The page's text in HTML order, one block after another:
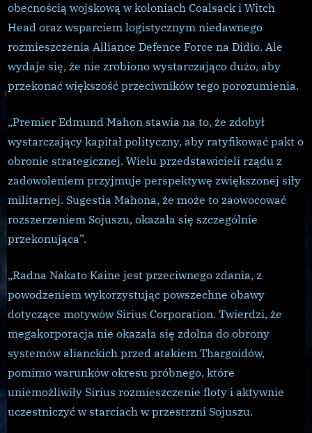
obecnością wojskową w koloniach Coalsack i Witch
Head oraz wsparciem logistycznym niedawnego
rozmieszczenia Alliance Defence Force na Didio. Ale
wydaje się, że nie zrobiono wystarczająco dużo, aby
przekonać większość przeciwników tego porozumienia.
„Premier Edmund Mahon stawia na to, że zdobył
wystarczający kapitał polityczny, aby ratyfikować pakt o
obronie strategicznej. Wielu przedstawicieli rządu z
zadowoleniem przyjmuje perspektywę zwiększonej siły
militarnej. Sugestia Mahona, że może to zaowocować
rozszerzeniem Sojuszu, okazała się szczególnie
przekonująca”.
„Radna Nakato Kaine jest przeciwnego zdania, z
powodzeniem wykorzystując powszechne obawy
dotyczące motywów Sirius Corporation. Twierdzi, że
megakorporacja nie okazała się zdolna do obrony
systemów alianckich przed atakiem Thargoidów,
pomimo warunków okresu próbnego, które
uniemożliwiły Sirius rozmieszczenie floty i aktywnie
uczestniczyć w starciach w przestrzni Sojuszu.